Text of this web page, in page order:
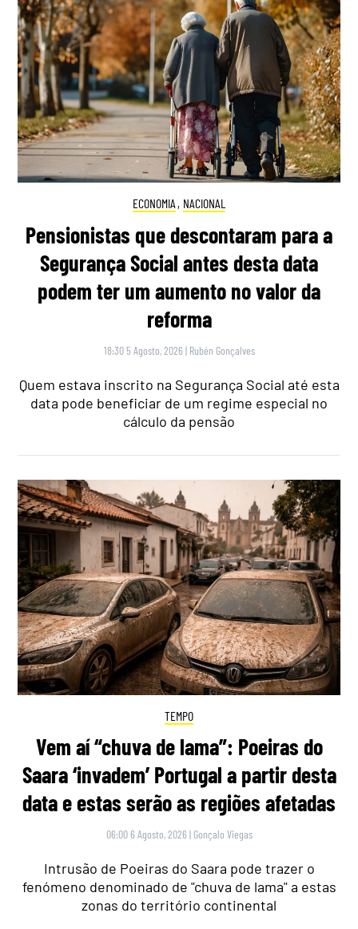
ECONOMIA , NACIONAL
Pensionistas que descontaram para a
Segurança Social antes desta data
podem ter um aumento no valor da
reforma
18:30 5 Agosto, 2026 | Rubén Gonçalves
Quem estava inscrito na Segurança Social até esta
data pode beneficiar de um regime especial no
cálculo da pensão
TEMPO
Vem aí “chuva de lama”: Poeiras do
Saara ‘invadem’ Portugal a partir desta
data e estas serão as regiões afetadas
06:00 6 Agosto, 2026 | Gonçalo Viegas
Intrusão de Poeiras do Saara pode trazer o
fenómeno denominado de "chuva de lama" a estas
zonas do território continental